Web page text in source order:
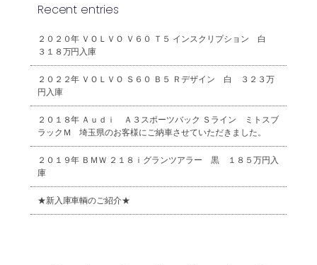
Recent entries
２０２０年 ＶＯＬＶＯ Ｖ６０ Ｔ５ インスクリプション 白
３１８万円入庫
２０２２年 ＶＯＬＶＯ Ｓ６０ Ｂ５ Ｒデザイン 白 ３２３万
円入庫
２０１８年 Ａｕｄｉ Ａ３スポーツバック Ｓライン ミトスブ
ラックＭ 埼玉県のお客様にご納車させていただきました。
２０１９年 ＢＭＷ ２１８ｉグランツアラー 黒 １８５万円入
庫
★新入庫車輌のご紹介★